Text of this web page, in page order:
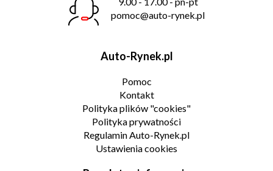
pomoc@auto-rynek.pl
Auto-Rynek.pl
Pomoc
Kontakt
Polityka plików "cookies"
Polityka prywatności
Regulamin Auto-Rynek.pl
Ustawienia cookies